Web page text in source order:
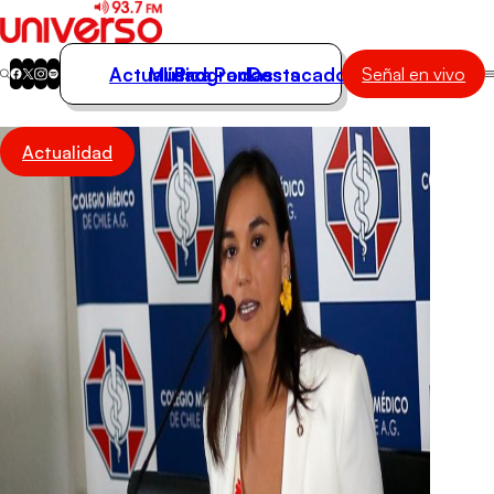
Actualidad
Música
Programas
Podcasts
Destacados
Actualidad
Música
Programas
Podcasts
Destacados Señal en vivo
Actualidad